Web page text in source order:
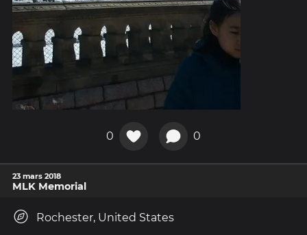
0 0
23 mars 2018
MLK Memorial
Rochester, United States